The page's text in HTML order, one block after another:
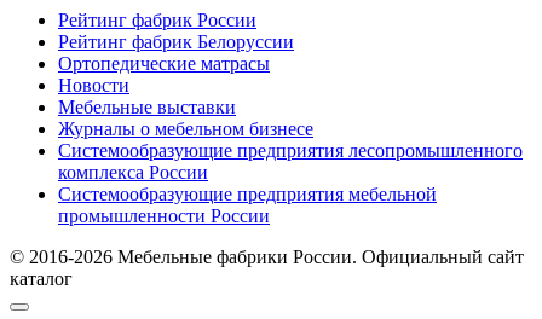
Рейтинг фабрик России
Рейтинг фабрик Белоруссии
Ортопедические матрасы
Новости
Мебельные выставки
Журналы о мебельном бизнесе
Системообразующие предприятия лесопромышленного
комплекса России
Системообразующие предприятия мебельной
промышленности России
© 2016-2026 Мебельные фабрики России. Официальный сайт
каталог